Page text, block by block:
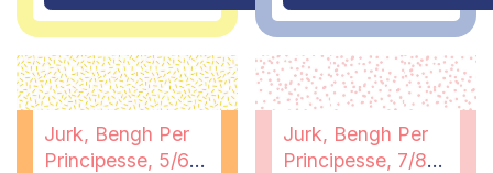
Jurk, Bengh Per
Principesse, 5/6
Jurk, Bengh Per
Principesse, 7/8